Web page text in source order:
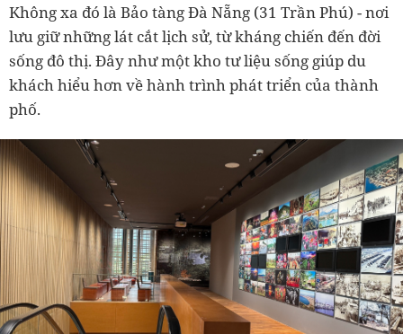
Không xa đó là Bảo tàng Đà Nẵng (31 Trần Phú) - nơi
lưu giữ những lát cắt lịch sử, từ kháng chiến đến đời
sống đô thị. Đây như một kho tư liệu sống giúp du
khách hiểu hơn về hành trình phát triển của thành
phố.